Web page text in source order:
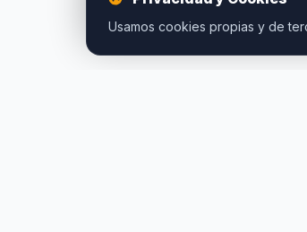
Usamos cookies propias y de